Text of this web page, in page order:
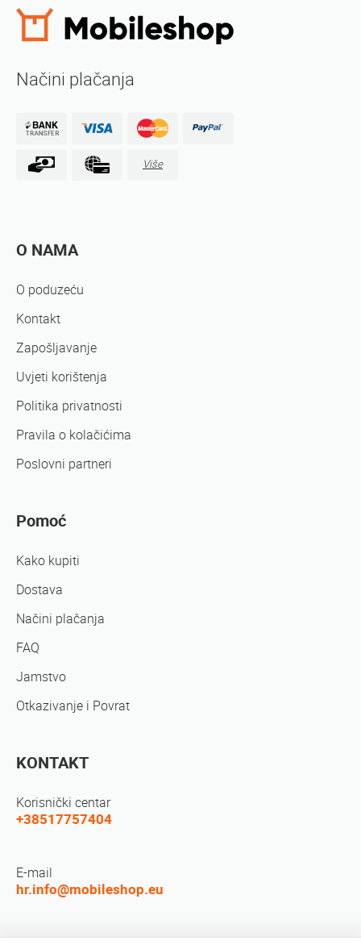
Načini plačanja
Više
O NAMA
O poduzeću
Kontakt
Zapošljavanje
Uvjeti korištenja
Politika privatnosti
Pravila o kolačićima
Poslovni partneri
Pomoć
Kako kupiti
Dostava
Načini plačanja
FAQ
Jamstvo
Otkazivanje i Povrat
KONTAKT
Korisnički centar
+38517757404
E-mail
hr.info@mobileshop.eu